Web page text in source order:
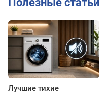
Лучшие тихие